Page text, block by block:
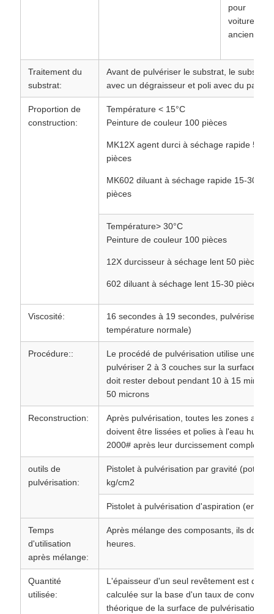
pour
voitures
anciennes;
Traitement du
substrat:
Avant de pulvériser le substrat, le substrat
avec un dégraisseur et poli avec du
Proportion de
construction:
Température < 15°C
Peinture de couleur 100 pièces
MK12X agent durci à séchage rapide 50
pièces
MK602 diluant à séchage rapide 15-30
pièces
Température> 30°C
Peinture de couleur 100 pièces
12X durcisseur à séchage lent 50 pièces
602 diluant à séchage lent 15-30 pièces
Viscosité:
16 secondes à 19 secondes, pulvériser
température normale)
Procédure::
Le procédé de pulvérisation utilise une
pulvériser 2 à 3 couches sur la surface du
doit rester debout pendant 10 à 15
50 microns
Reconstruction:
Après pulvérisation, toutes les zones avec
doivent être lissées et polies à l'eau
2000# après leur durcissement complet.
outils de
pulvérisation:
Pistolet à pulvérisation par gravité (pot
kg/cm2
Pistolet à pulvérisation d'aspiration (en
Temps
d'utilisation
après mélange:
Après mélange des composants, ils
heures.
Quantité
utilisée:
L'épaisseur d'un seul revêtement est de
calculée sur la base d'un taux de
théorique de la surface de pulvérisation